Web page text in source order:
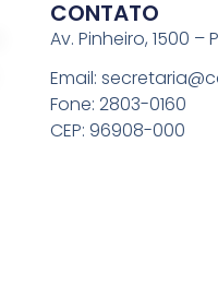
CONTATO
Av. Pinheiro, 1500 –
Email:
Fone: 2803-0160
CEP: 96908-000